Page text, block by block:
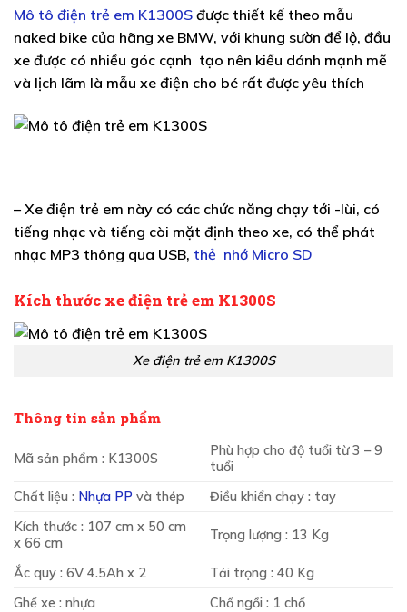
Mô tô điện trẻ em K1300S được thiết kế theo mẫu
naked bike của hãng xe BMW, với khung sườn để lộ, đầu
xe được có nhiều góc cạnh tạo nên kiểu dánh mạnh mẽ
và lịch lãm là mẫu xe điện cho bé rất được yêu thích
– Xe điện trẻ em này có các chức năng chạy tới -lùi, có
tiếng nhạc và tiếng còi mặt định theo xe, có thể phát
nhạc MP3 thông qua USB, thẻ nhớ Micro SD
Kích thước xe điện trẻ em K1300S
Xe điện trẻ em K1300S
Thông tin sản phẩm
Mã sản phẩm : K1300S
Phù hợp cho độ tuổi từ 3 – 9
tuổi
Chất liệu : Nhựa PP và thép
Điều khiển chạy : tay
Kích thước : 107 cm x 50 cm
x 66 cm
Trọng lượng : 13 Kg
Ắc quy : 6V 4.5Ah x 2
Tải trọng : 40 Kg
Ghế xe : nhựa
Chổ ngồi : 1 chổ